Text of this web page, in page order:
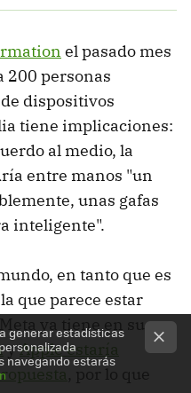
el pasado mes
200 personas
dispositivos
tiene implicaciones:
al medio, la
entre manos "un
unas gafas
inteligente".
en tanto que es
que parece estar
ya tiene en su
yApple estaría
, por lo que
generar estadísticas
navegando estarás